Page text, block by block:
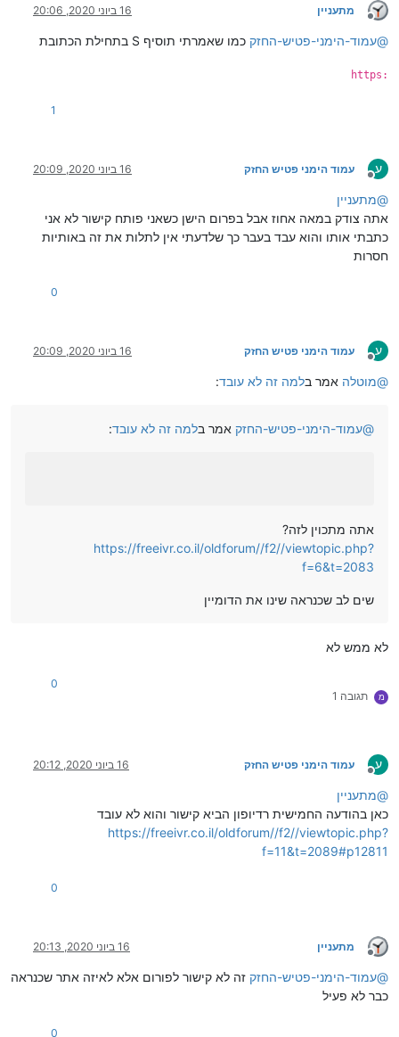
מנותק
מתעניין 16 ביוני 2020, 20:06
@עמוד-הימני-פטיש-החזק כמו שאמרתי תוסיף S בתחילת הכתובת
https:
1
ע
מנותק
עמוד הימני פטיש החזק 16 ביוני 2020, 20:09
@מתעניין
אתה צודק במאה אחוז אבל בפרום הישן כשאני פותח קישור לא אני
כתבתי אותו והוא עבד בעבר כך שלדעתי אין לתלות את זה באותיות
חסרות
0
ע
מנותק
עמוד הימני פטיש החזק 16 ביוני 2020, 20:09
@מוטלה אמר בלמה זה לא עובד:
@עמוד-הימני-פטיש-החזק אמר בלמה זה לא עובד:
אתה מתכוין לזה?
https://freeivr.co.il/oldforum//f2//viewtopic.php?
f=6&t=2083
שים לב שכנראה שינו את הדומיין
לא ממש לא
מ תגובה 1
0
ע
מנותק
עמוד הימני פטיש החזק 16 ביוני 2020, 20:12
@מתעניין
כאן בהודעה החמישית רדיופון הביא קישור והוא לא עובד
https://freeivr.co.il/oldforum//f2//viewtopic.php?
f=11&t=2089#p12811
0
מנותק
מתעניין 16 ביוני 2020, 20:13
@עמוד-הימני-פטיש-החזק זה לא קישור לפורום אלא לאיזה אתר שכנראה
כבר לא פעיל
0